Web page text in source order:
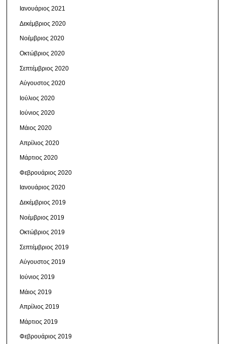
Ιανουάριος 2021
Δεκέμβριος 2020
Νοέμβριος 2020
Οκτώβριος 2020
Σεπτέμβριος 2020
Αύγουστος 2020
Ιούλιος 2020
Ιούνιος 2020
Μάιος 2020
Απρίλιος 2020
Μάρτιος 2020
Φεβρουάριος 2020
Ιανουάριος 2020
Δεκέμβριος 2019
Νοέμβριος 2019
Οκτώβριος 2019
Σεπτέμβριος 2019
Αύγουστος 2019
Ιούνιος 2019
Μάιος 2019
Απρίλιος 2019
Μάρτιος 2019
Φεβρουάριος 2019